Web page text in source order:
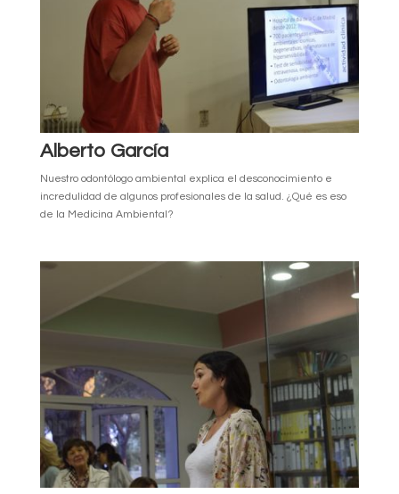
Alberto García
Nuestro odontólogo ambiental explica el desconocimiento e
incredulidad de algunos profesionales de la salud. ¿Qué es eso
de la Medicina Ambiental?